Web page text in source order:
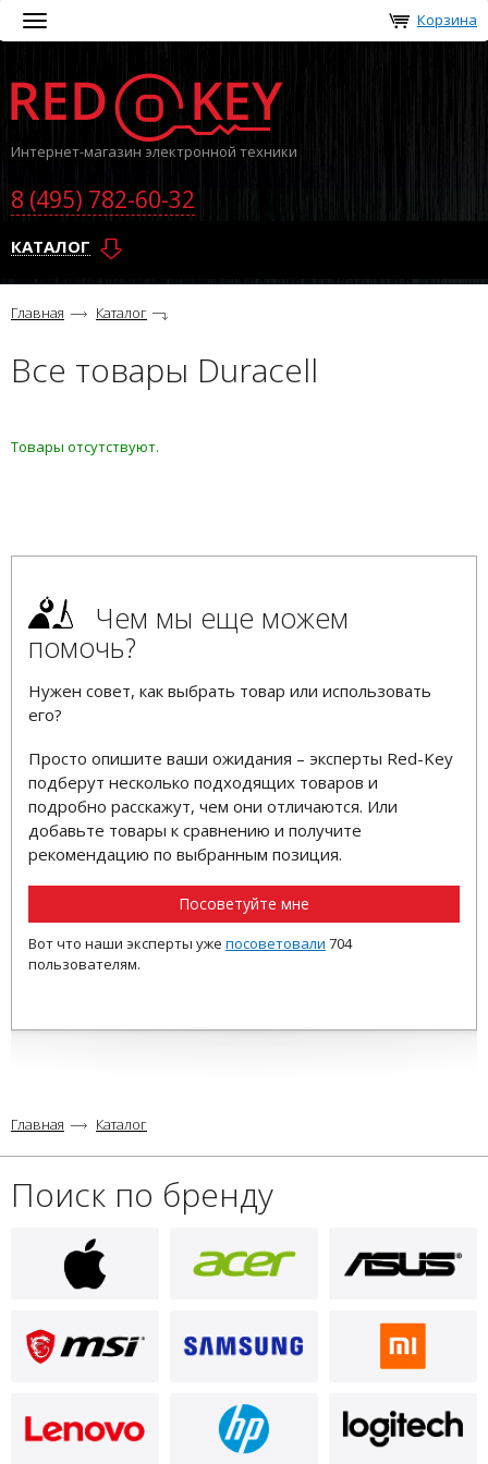
Toggle
navigation
Корзина
Интернет-магазин электронной техники
8 (495) 782-60-32
КАТАЛОГ
Главная Каталог
Все товары Duracell
Товары отсутствуют.
Чем мы еще можем
помочь?
Нужен совет, как выбрать товар или использовать
его?
Просто опишите ваши ожидания – эксперты Red-Key
подберут несколько подходящих товаров и
подробно расскажут, чем они отличаются. Или
добавьте товары к сравнению и получите
рекомендацию по выбранным позиция.
Посоветуйте мне
Вот что наши эксперты уже посоветовали 704
пользователям.
Главная Каталог
Поиск по бренду